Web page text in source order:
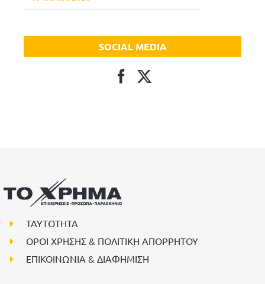
SOCIAL MEDIA
ΤΑΥΤΟΤΗΤΑ
ΟΡΟΙ ΧΡΗΣΗΣ & ΠΟΛΙΤΙΚΗ ΑΠΟΡΡΗΤΟΥ
ΕΠΙΚΟΙΝΩΝΙΑ & ΔΙΑΦΗΜΙΣΗ